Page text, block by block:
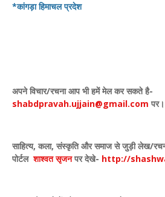
*कांगड़ा हिमाचल प्रदेश
अपने विचार/रचना आप भी हमें मेल कर सकते है-
shabdpravah.ujjain@gmail.com पर।
साहित्य, कला, संस्कृति और समाज से जुड़ी लेख/
पोर्टल शाश्वत सृजन पर देखे- http://